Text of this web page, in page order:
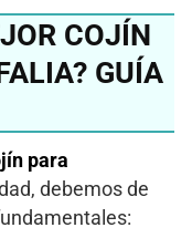
COJÍN
GUÍA
para
debemos de